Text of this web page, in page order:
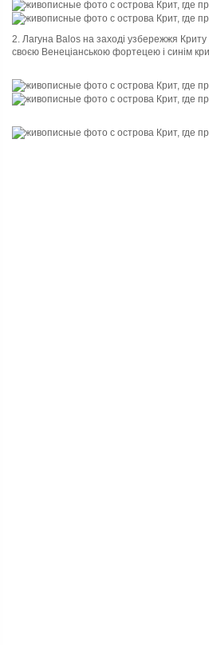
2. Лагуна Balos на заході узбережжя
своєю Венеціанською фортецею і синім